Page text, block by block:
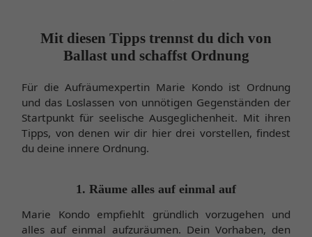
Mit diesen Tipps trennst du dich von
Ballast und schaffst Ordnung
Für die Aufräumexpertin Marie Kondo ist Ordnung
und das Loslassen von unnötigen Gegenständen der
Startpunkt für seelische Ausgeglichenheit. Mit ihren
Tipps, von denen wir dir hier drei vorstellen, findest
du deine innere Ordnung.
1. Räume alles auf einmal auf
Marie Kondo empfiehlt gründlich vorzugehen und
alles auf einmal aufzuräumen. Dein Vorhaben, den